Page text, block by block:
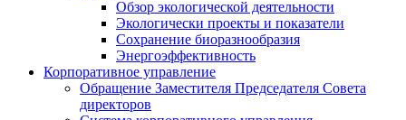
Обзор экологической деятельности
Экологически проекты и показатели
Сохранение биоразнообразия
Энергоэффективность
Корпоративное управление
Обращение Заместителя Председателя Совета
директоров